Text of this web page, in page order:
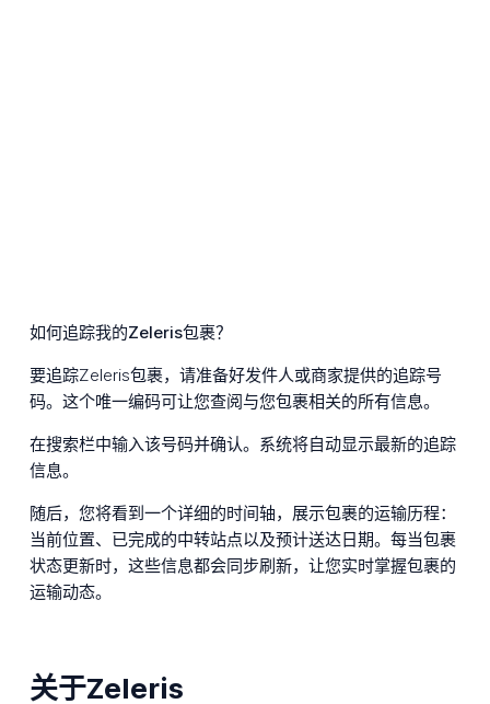
如何追踪我的Zeleris包裹？
要追踪Zeleris包裹，请准备好发件人或商家提供的追踪号
码。这个唯一编码可让您查阅与您包裹相关的所有信息。
在搜索栏中输入该号码并确认。系统将自动显示最新的追踪
信息。
随后，您将看到一个详细的时间轴，展示包裹的运输历程：
当前位置、已完成的中转站点以及预计送达日期。每当包裹
状态更新时，这些信息都会同步刷新，让您实时掌握包裹的
运输动态。
关于Zeleris